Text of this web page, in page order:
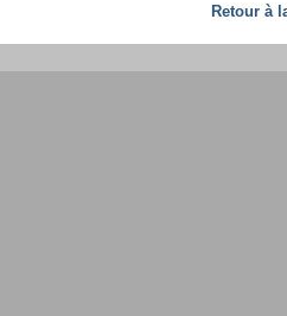
Retour à